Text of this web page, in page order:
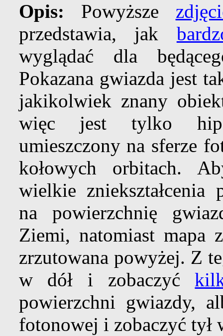
Opis: Powyższe
przedstawia, jak
wyglądać dla
Pokazana gwiazda jest
jakikolwiek znany
więc jest tylko
umieszczony na sferze
kołowych orbitach.
wielkie zniekształcenia
na powierzchnię
Ziemi, natomiast mapa
zrzutowana powyżej. Z
w dół i zobaczyć
powierzchni gwiazdy,
fotonowej i zobaczyć tył